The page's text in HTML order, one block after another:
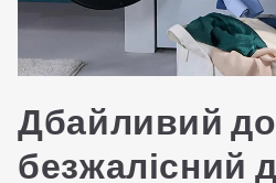
Дбайливий
безжалісний